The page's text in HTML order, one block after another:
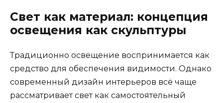
Свет как материал: концепция
освещения как скульптуры
Традиционно освещение воспринимается как
средство для обеспечения видимости. Однако
современный дизайн интерьеров всё чаще
рассматривает свет как самостоятельный